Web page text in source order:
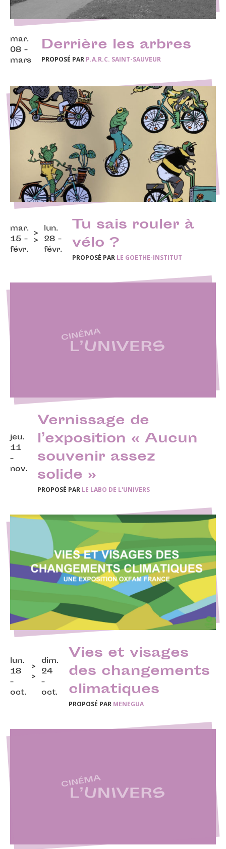
mar.
08 -
mars
Derrière les arbres
PROPOSÉ PAR P.A.R.C. SAINT-SAUVEUR
mar.
15 -
févr.
lun.
28 -
févr.
Tu sais rouler à
vélo ?
PROPOSÉ PAR LE GOETHE-INSTITUT
jeu.
11
-
nov.
Vernissage de
l’exposition « Aucun
souvenir assez
solide »
PROPOSÉ PAR LE LABO DE L'UNIVERS
lun.
18
-
oct.
dim.
24
-
oct.
Vies et visages
des changements
climatiques
PROPOSÉ PAR MENEGUA